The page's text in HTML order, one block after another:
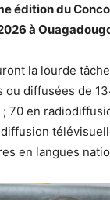
édition du
à
la lourde
diffusées de
70 en
en langues